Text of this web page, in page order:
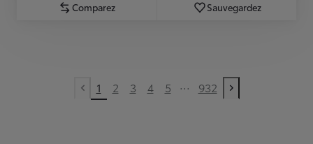
Comparez Sauvegardez
Previous page
1 2 3 4 5 ... 932
Next page